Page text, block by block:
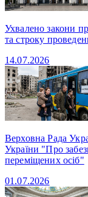
Ухвалено закони
та строку
14.07.2026
Верховна Рада
України "Про
переміщених осіб"
01.07.2026